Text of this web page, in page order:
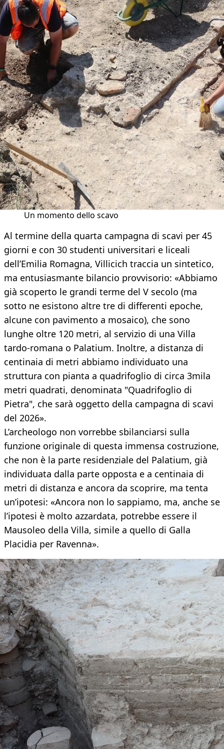
Un momento dello scavo
Al termine della quarta campagna di scavi per 45
giorni e con 30 studenti universitari e liceali
dell’Emilia Romagna, Villicich traccia un sintetico,
ma entusiasmante bilancio provvisorio: «Abbiamo
già scoperto le grandi terme del V secolo (ma
sotto ne esistono altre tre di differenti epoche,
alcune con pavimento a mosaico), che sono
lunghe oltre 120 metri, al servizio di una Villa
tardo-romana o Palatium. Inoltre, a distanza di
centinaia di metri abbiamo individuato una
struttura con pianta a quadrifoglio di circa 3mila
metri quadrati, denominata "Quadrifoglio di
Pietra", che sarà oggetto della campagna di scavi
del 2026».
L’archeologo non vorrebbe sbilanciarsi sulla
funzione originale di questa immensa costruzione,
che non è la parte residenziale del Palatium, già
individuata dalla parte opposta e a centinaia di
metri di distanza e ancora da scoprire, ma tenta
un’ipotesi: «Ancora non lo sappiamo, ma, anche se
l’ipotesi è molto azzardata, potrebbe essere il
Mausoleo della Villa, simile a quello di Galla
Placidia per Ravenna».